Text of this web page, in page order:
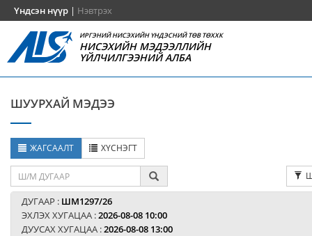
Үндсэн нүүр | Нэвтрэх
ИРГЭНИЙ НИСЭХИЙН ҮНДЭСНИЙ ТӨВ ТӨХХК
НИСЭХИЙН МЭДЭЭЛЛИЙН
ҮЙЛЧИЛГЭЭНИЙ АЛБА
ШУУРХАЙ МЭДЭЭ
ЖАГСААЛТ ХҮСНЭГТ
ДУГААР : ШМ1297/26
ЭХЛЭХ ХУГАЦАА :2026-08-08 10:00
ДУУСАХ ХУГАЦАА :2026-08-08 13:00